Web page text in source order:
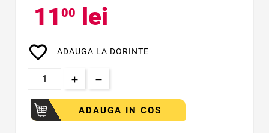
11 00 lei
favorite_border ADAUGA LA DORINTE
ADAUGA IN COS